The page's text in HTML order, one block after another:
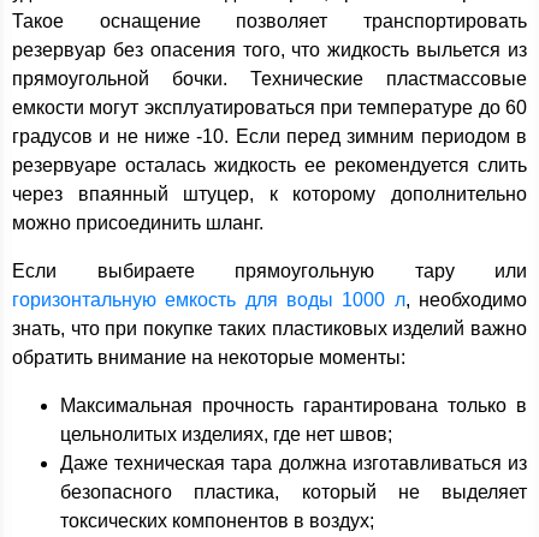
Такое оснащение позволяет транспортировать
резервуар без опасения того, что жидкость выльется из
прямоугольной бочки. Технические пластмассовые
емкости могут эксплуатироваться при температуре до 60
градусов и не ниже -10. Если перед зимним периодом в
резервуаре осталась жидкость ее рекомендуется слить
через впаянный штуцер, к которому дополнительно
можно присоединить шланг.
Если выбираете прямоугольную тару или
горизонтальную емкость для воды 1000 л, необходимо
знать, что при покупке таких пластиковых изделий важно
обратить внимание на некоторые моменты:
Максимальная прочность гарантирована только в
цельнолитых изделиях, где нет швов;
Даже техническая тара должна изготавливаться из
безопасного пластика, который не выделяет
токсических компонентов в воздух;